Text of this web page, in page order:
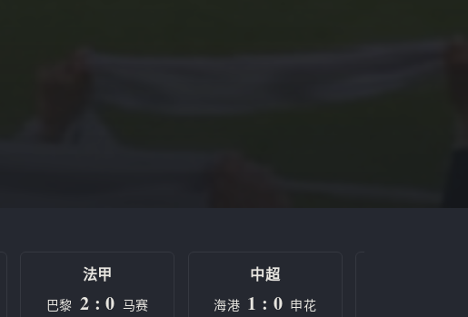
法甲
巴黎 2 : 0 马赛
中超
海港 1 : 0 申花